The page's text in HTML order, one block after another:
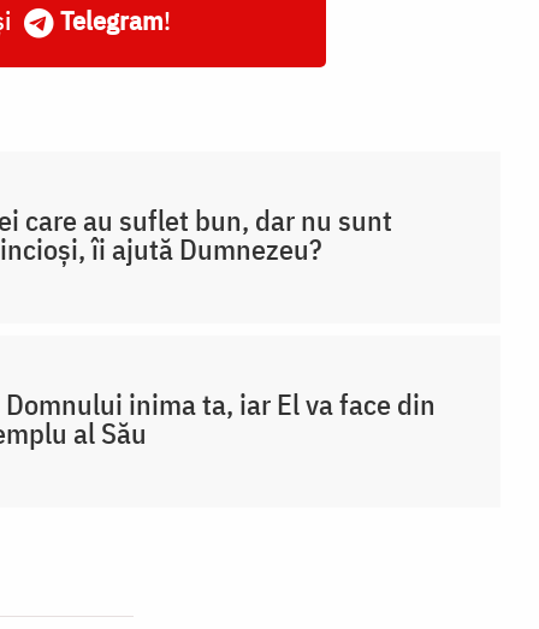
Telegram!
care au suflet bun, dar nu sunt
îi ajută Dumnezeu?
inima ta, iar El va face din
al Său